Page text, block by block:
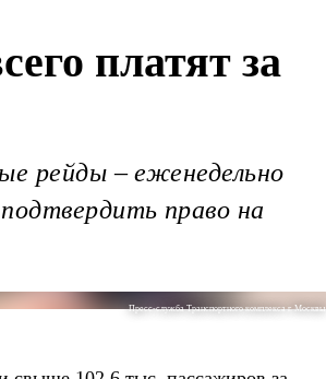
платят за
рейды – еженедельно
право на
Пресс-служба Транспортного комплекса г. Москвы